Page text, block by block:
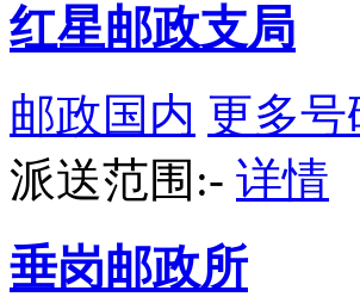
红星邮政支局
邮政国内 更多号
派送范围:- 详情
垂岗邮政所